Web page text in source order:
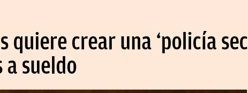
quiere crear una ‘policía
sueldo